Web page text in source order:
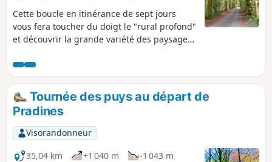
Cette boucle en itinérance de sept jours
vous fera toucher du doigt le "rural profond"
et découvrir la grande variété des paysages
en partant à la rencontre de la faune et flore
du territoire. Entre ruisseaux, tourbières,
étangs, landes à bruyères, genêts, grandes
prairies, brebis et vaches limousines, forêts,
granit, chaume.... Ce tour tient toutes ses
promesses pour admirer les multiples
facettes de la montagne limousine !
Tournée des puys au départ de
Pradines
Visorandonneur
35,04 km
+1 040 m
-1 043 m